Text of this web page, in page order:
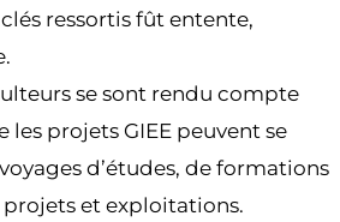
ressortis fût entente,
se sont rendu compte
les projets GIEE peuvent se
d’études, de formations
projets et exploitations.